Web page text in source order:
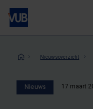
Overslaan
naar
inhoud
Nieuwsoverzicht
Nieuws 17 maart